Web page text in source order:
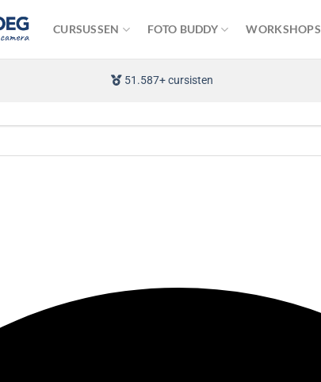
CURSUSSEN FOTO BUDDY WORKSHOPS
51.587+ cursisten